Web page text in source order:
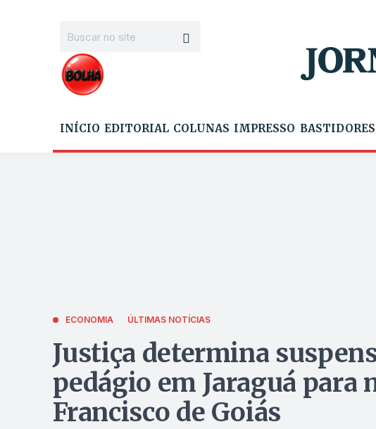
INÍCIO EDITORIAL COLUNAS IMPRESSO BASTIDORES
ECONOMIA ÚLTIMAS NOTÍCIAS
Justiça determina
pedágio em Jaraguá para
Francisco de Goiás